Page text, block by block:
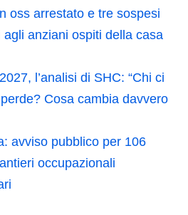
oss arrestato e tre sospesi
anziani ospiti della casa
l’analisi di SHC: “Chi ci
Cosa cambia davvero
avviso pubblico per 106
occupazionali